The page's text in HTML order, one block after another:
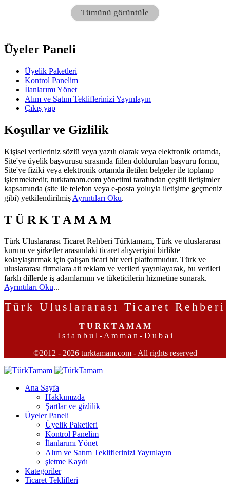
Tümünü görüntüle
Üyeler Paneli
Üyelik Paketleri
Kontrol Panelim
İlanlarımı Yönet
Alım ve Satım Tekliflerinizi Yayınlayın
Çıkış yap
Koşullar ve Gizlilik
Kişisel verileriniz sözlü veya yazılı olarak veya elektronik ortamda,
Site'ye üyelik başvurusu sırasında fiilen doldurulan başvuru formu,
Site'ye fiziki veya elektronik ortamda iletilen belgeler ile toplanıp
işlenmektedir, turktamam.com yönetimi tarafından çeşitli iletişimler
kapsamında (site ile telefon veya e-posta yoluyla iletişime geçmeniz
gibi) yetkilendirilmiş Ayrıntıları Oku.
T Ü R K T A M A M
Türk Uluslararası Ticaret Rehberi Türktamam, Türk ve uluslararası
kurum ve şirketler arasındaki ticaret alışverişini birlikte
kolaylaştırmak için çalışan ticari bir veri platformudur. Türk ve
uluslararası firmalara ait reklam ve verileri yayınlayarak, bu verileri
farklı dillerde iş adamlarının ve tüketicilerin hizmetine sunarak.
Ayrıntıları Oku...
Türk Uluslararası Ticaret Rehberi
T U R K T A M A M
I s t a n b u l - A m m a n - D u b a i
©2012 - 2026 turktamam.com - All rights reserved
Ana Sayfa
Hakkımızda
Şartlar ve gizlilik
Üyeler Paneli
Üyelik Paketleri
Kontrol Panelim
İlanlarımı Yönet
Alım ve Satım Tekliflerinizi Yayınlayın
şletme Kaydı
Kategoriler
Ticaret Teklifleri